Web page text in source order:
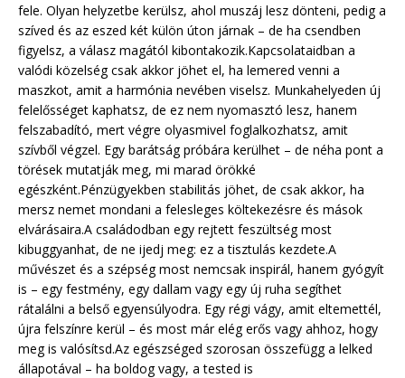
fele. Olyan helyzetbe kerülsz, ahol muszáj lesz dönteni, pedig a
szíved és az eszed két külön úton járnak – de ha csendben
figyelsz, a válasz magától kibontakozik.Kapcsolataidban a
valódi közelség csak akkor jöhet el, ha lemered venni a
maszkot, amit a harmónia nevében viselsz. Munkahelyeden új
felelősséget kaphatsz, de ez nem nyomasztó lesz, hanem
felszabadító, mert végre olyasmivel foglalkozhatsz, amit
szívből végzel. Egy barátság próbára kerülhet – de néha pont a
törések mutatják meg, mi marad örökké
egészként.Pénzügyekben stabilitás jöhet, de csak akkor, ha
mersz nemet mondani a felesleges költekezésre és mások
elvárásaira.A családodban egy rejtett feszültség most
kibuggyanhat, de ne ijedj meg: ez a tisztulás kezdete.A
művészet és a szépség most nemcsak inspirál, hanem gyógyít
is – egy festmény, egy dallam vagy egy új ruha segíthet
rátalálni a belső egyensúlyodra. Egy régi vágy, amit eltemettél,
újra felszínre kerül – és most már elég erős vagy ahhoz, hogy
meg is valósítsd.Az egészséged szorosan összefügg a lelked
állapotával – ha boldog vagy, a tested is